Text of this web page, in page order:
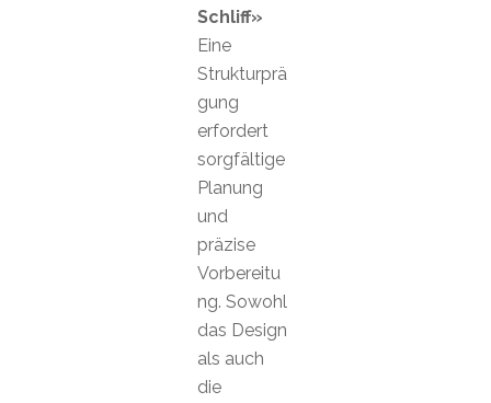
Schliff»
Eine
Strukturprä
gung
erfordert
sorgfältige
Planung
und
präzise
Vorbereitu
ng. Sowohl
das Design
als auch
die